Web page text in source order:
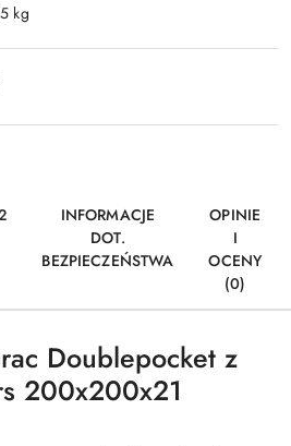
kg
INFORMACJE
DOT.
BEZPIECZEŃSTWA
OPINIE
I
OCENY
(0)
Doublepocket z
200x200x21